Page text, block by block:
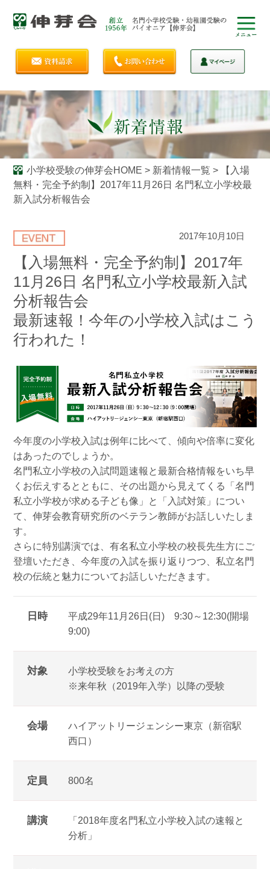
小学校受験の伸芽会HOME > 新着情報一覧 >
【入場
無料・完全予約制】2017年11月26日 名門私立小学校最
新入試分析報告会
2017年10月10日
【入場無料・完全予約制】2017年
11月26日 名門私立小学校最新入試
分析報告会
最新速報！今年の小学校入試はこう
行われた！
今年度の小学校入試は例年に比べて、傾向や倍率に変化
はあったのでしょうか。
名門私立小学校の入試問題速報と最新合格情報をいち早
くお伝えするとともに、その出題から見えてくる「名門
私立小学校が求める子ども像」と「入試対策」につい
て、伸芽会教育研究所のベテラン教師がお話しいたしま
す。
さらに特別講演では、有名私立小学校の校長先生方にご
登壇いただき、今年度の入試を振り返りつつ、私立名門
校の伝統と魅力についてお話しいただきます。
日時
平成29年11月26日(日) 9:30～12:30(開場
9:00)
対象
小学校受験をお考えの方
※来年秋（2019年入学）以降の受験
会場
ハイアットリージェンシー東京（新宿駅
西口）
定員 800名
講演
「2018年度名門私立小学校入試の速報と
分析」